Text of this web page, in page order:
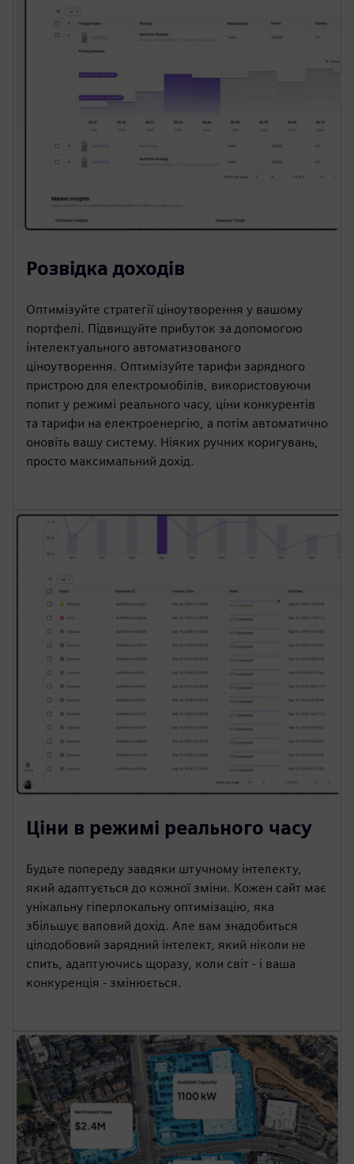
Розвідка доходів
Оптимізуйте стратегії ціноутворення у вашому
портфелі. Підвищуйте прибуток за допомогою
інтелектуального автоматизованого
ціноутворення. Оптимізуйте тарифи зарядного
пристрою для електромобілів, використовуючи
попит у режимі реального часу, ціни конкурентів
та тарифи на електроенергію, а потім автоматично
оновіть вашу систему. Ніяких ручних коригувань,
просто максимальний дохід.
Ціни в режимі реального часу
Будьте попереду завдяки штучному інтелекту,
який адаптується до кожної зміни. Кожен сайт має
унікальну гіперлокальну оптимізацію, яка
збільшує валовий дохід. Але вам знадобиться
цілодобовий зарядний інтелект, який ніколи не
спить, адаптуючись щоразу, коли світ - і ваша
конкуренція - змінюється.